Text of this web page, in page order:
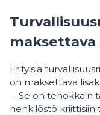
maksettava
Erityisiä
on maksettava
─ Se on tehokkain
henkilöstö kriittisiin